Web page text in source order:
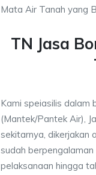
Mata Air Tanah yang
TN Jasa
Kami speiasilis dalam
(Mantek/Pantek Air),
sekitarnya, dikerjakan
sudah
pelaksanaan hingga